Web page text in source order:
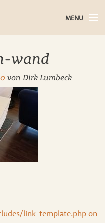
MENU
wand
von Dirk Lumbeck
link-template.php on